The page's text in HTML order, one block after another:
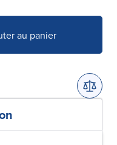
au panier